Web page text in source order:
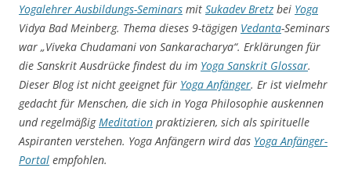
Yogalehrer Ausbildungs-Seminars mit Sukadev Bretz bei Yoga
Vidya Bad Meinberg. Thema dieses 9-tägigen Vedanta-Seminars
war „Viveka Chudamani von Sankaracharya“. Erklärungen für
die Sanskrit Ausdrücke findest du im Yoga Sanskrit Glossar.
Dieser Blog ist nicht geeignet für Yoga Anfänger. Er ist vielmehr
gedacht für Menschen, die sich in Yoga Philosophie auskennen
und regelmäßigMeditation praktizieren, sich als spirituelle
Aspiranten verstehen. Yoga Anfängern wird das Yoga Anfänger-
Portal empfohlen.